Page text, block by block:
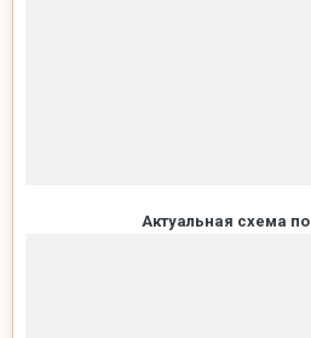
Актуальная схема по